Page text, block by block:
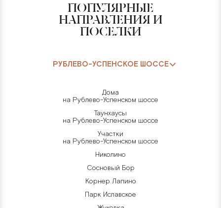
ПОПУЛЯРНЫЕ
НАПРАВЛЕНИЯ И
ПОСЕЛКИ
РУБЛЕВО-УСПЕНСКОЕ ШОССЕ
Дома
на Рублево-Успенском шоссе
Таунхаусы
на Рублево-Успенском шоссе
Участки
на Рублево-Успенском шоссе
Николино
Сосновый Бор
Корнер Лапино
Парк Иславское